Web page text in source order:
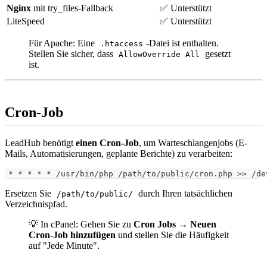
Nginx mit try_files-Fallback
✅ Unterstützt
LiteSpeed
✅ Unterstützt
Für Apache: Eine .htaccess -Datei ist enthalten.
Stellen Sie sicher, dass
AllowOverride All
gesetzt
ist.
Cron-Job
LeadHub benötigt einen Cron-Job, um Warteschlangenjobs (E-
Mails, Automatisierungen, geplante Berichte) zu verarbeiten:
* * * * * /usr/bin/php /path/to/public/cron.php >> /
Ersetzen Sie /path/to/public/
durch Ihren tatsächlichen
Verzeichnispfad.
💡 In cPanel: Gehen Sie zu Cron Jobs → Neuen
Cron-Job hinzufügen und stellen Sie die Häufigkeit
auf "Jede Minute".